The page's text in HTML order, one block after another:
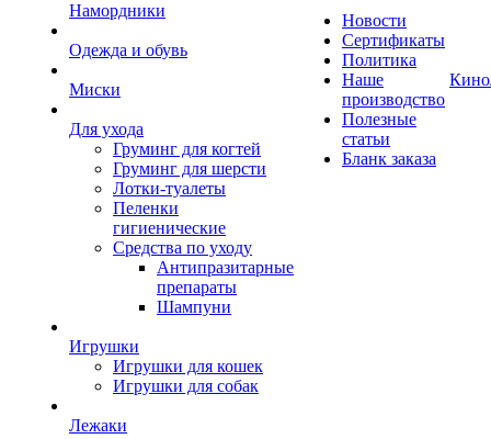
Намордники
Одежда и обувь
Миски
Для ухода
Груминг для когтей
Груминг для шерсти
Лотки-туалеты
Пеленки
гигиенические
Средства по уходу
Антипразитарные
препараты
Шампуни
Игрушки
Игрушки для кошек
Игрушки для собак
Лежаки
Новости
Сертификаты
Политика
Наше
производство
Полезные
статьи
Бланк заказа